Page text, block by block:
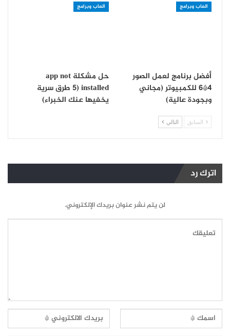
العاب وبرامج
أفضل برنامج لعمل الصور
4*6 للكمبيوتر (مجاني
وبجودة عالية)
العاب وبرامج
حل مشكلة app not
installed (5 طرق سرية
يخفيها عنك الخبراء)
السابق التالي
اترك رد
لن يتم نشر عنوان بريدك الإلكتروني.